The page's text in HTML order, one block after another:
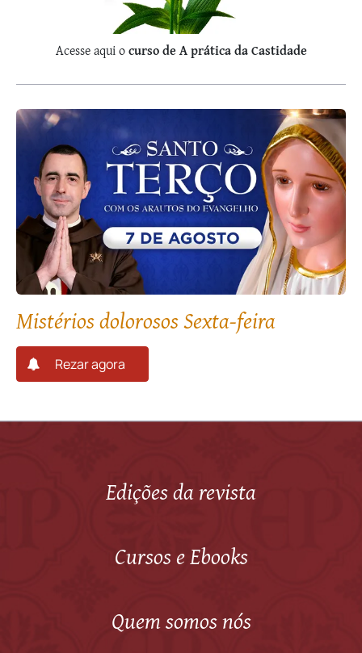
Acesse aqui ocurso de A prática da Castidade
Mistérios dolorosos Sexta-feira
Rezar agora
Edições da revista
Cursos e Ebooks
Quem somos nós